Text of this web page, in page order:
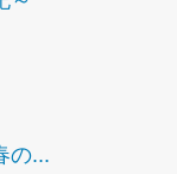
の...